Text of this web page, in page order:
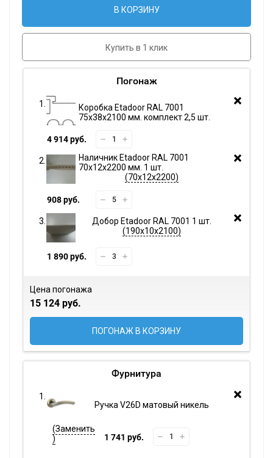
В КОРЗИНУ
Купить в 1 клик
Погонаж
Коробка Etadoor RAL 7001
75х38х2100 мм. комплект 2,5 шт.
4 914 руб.
Наличник Etadoor RAL 7001
70х12х2200 мм. 1 шт.
70х12х2200
908 руб.
Добор Etadoor RAL 7001 1 шт.
190х10х2100
1 890 руб.
Цена погонажа
15 124 руб.
ПОГОНАЖ В КОРЗИНУ
Фурнитура
Ручка V26D матовый никель
1 741 руб.